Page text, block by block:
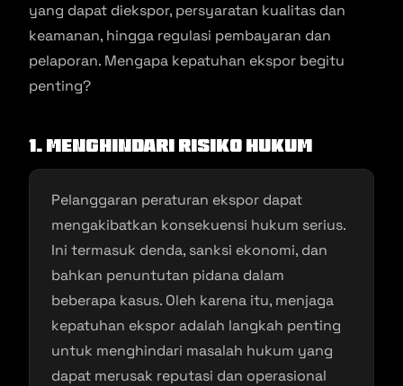
yang dapat diekspor, persyaratan kualitas dan
keamanan, hingga regulasi pembayaran dan
pelaporan. Mengapa kepatuhan ekspor begitu
penting?
1. Menghindari Risiko Hukum
Pelanggaran peraturan ekspor dapat
mengakibatkan konsekuensi hukum serius.
Ini termasuk denda, sanksi ekonomi, dan
bahkan penuntutan pidana dalam
beberapa kasus. Oleh karena itu, menjaga
kepatuhan ekspor adalah langkah penting
untuk menghindari masalah hukum yang
dapat merusak reputasi dan operasional